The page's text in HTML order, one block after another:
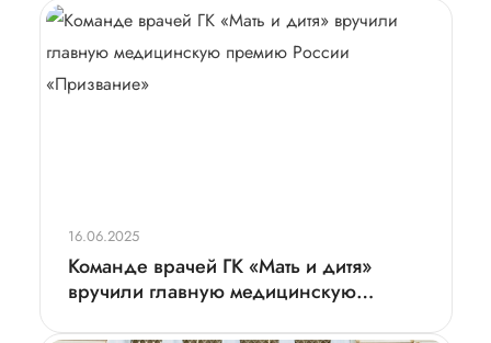
16.06.2025
Команде врачей ГК «Мать и дитя»
вручили главную медицинскую